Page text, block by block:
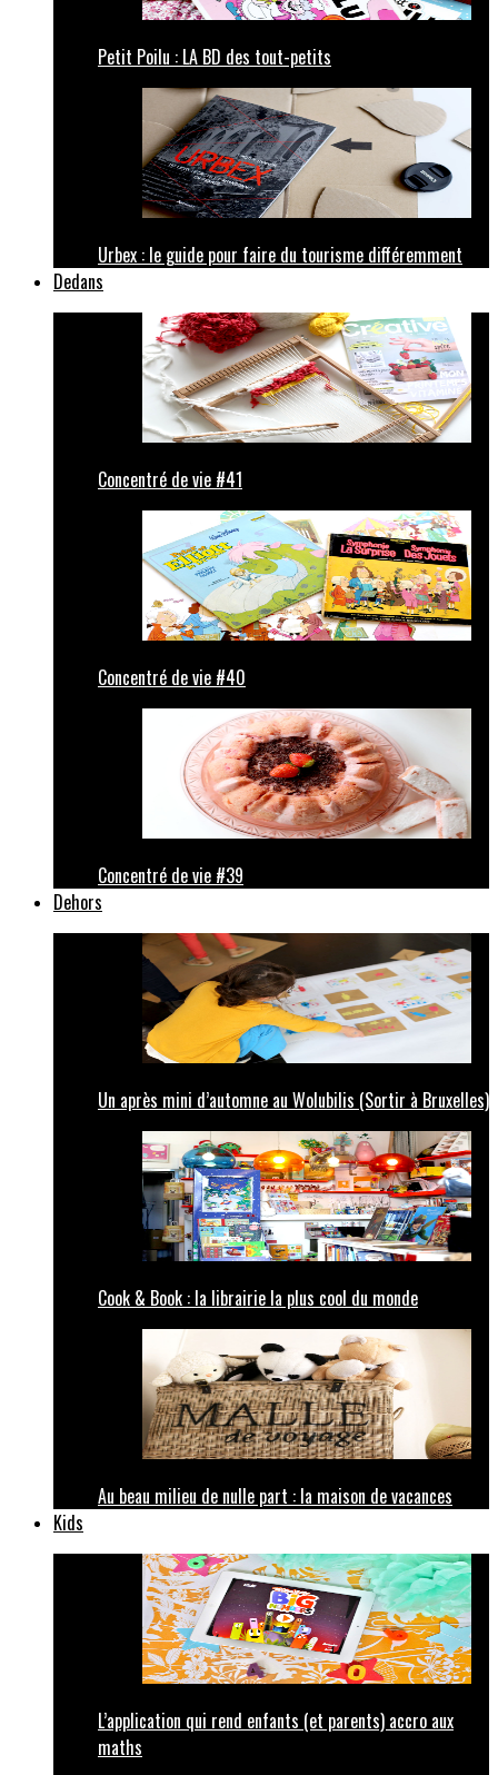
Petit Poilu : LA BD des tout-petits
Urbex : le guide pour faire du tourisme différemment
Dedans
Concentré de vie #41
Concentré de vie #40
Concentré de vie #39
Dehors
Un après mini d’automne au Wolubilis (Sortir à Bruxelles)
Cook & Book : la librairie la plus cool du monde
Au beau milieu de nulle part : la maison de vacances
Kids
L’application qui rend enfants (et parents) accro aux
maths